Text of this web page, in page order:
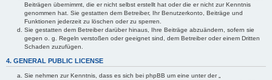
Beiträgen übernimmt, die er nicht selbst erstellt hat oder die er nicht zur Kenntnis
genommen hat. Sie gestatten dem Betreiber, Ihr Benutzerkonto, Beiträge und
Funktionen jederzeit zu löschen oder zu sperren.
Sie gestatten dem Betreiber darüber hinaus, Ihre Beiträge abzuändern, sofern sie
gegen o. g. Regeln verstoßen oder geeignet sind, dem Betreiber oder einem Dritten
Schaden zuzufügen.
4. GENERAL PUBLIC LICENSE
Sie nehmen zur Kenntnis, dass es sich bei phpBB um eine unter der „